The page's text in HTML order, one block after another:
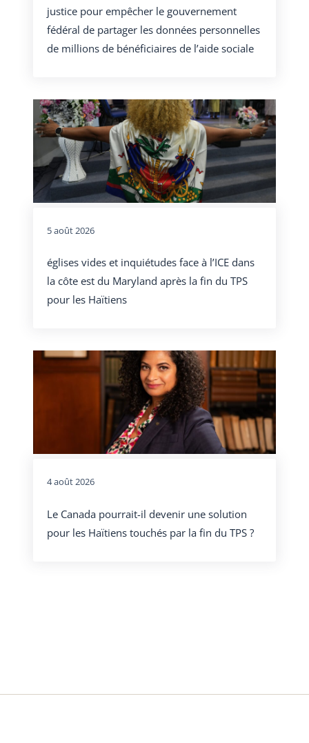
justice pour empêcher le gouvernement
fédéral de partager les données personnelles
de millions de bénéficiaires de l’aide sociale
5 août 2026
églises vides et inquiétudes face à l’ICE dans
la côte est du Maryland après la fin du TPS
pour les Haïtiens
4 août 2026
Le Canada pourrait-il devenir une solution
pour les Haïtiens touchés par la fin du TPS ?